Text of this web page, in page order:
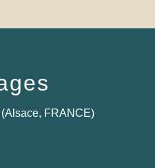
(Alsace, FRANCE)